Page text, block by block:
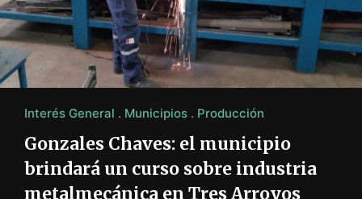
Interés General Municipios Producción
Gonzales Chaves: el municipio
brindará un curso sobre industria
metalmecánica en Tres Arroyos